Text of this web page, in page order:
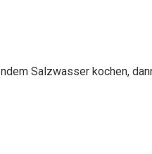
Salzwasser kochen,